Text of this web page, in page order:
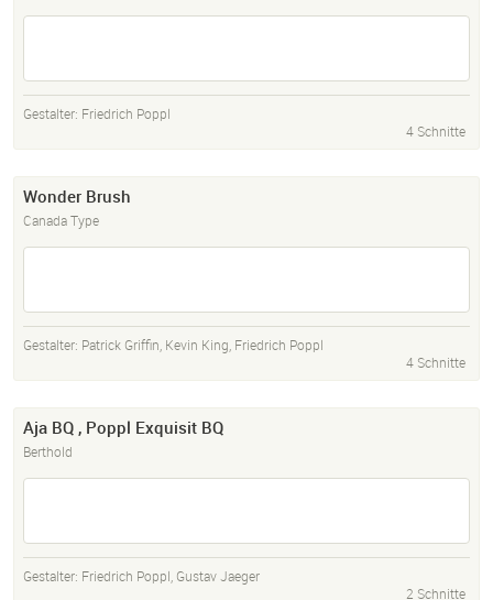
Gestalter: Friedrich Poppl
4 Schnitte
Wonder Brush
Canada Type
Gestalter: Patrick Griffin, Kevin King, Friedrich Poppl
4 Schnitte
Aja BQ , Poppl Exquisit BQ
Berthold
Gestalter: Friedrich Poppl, Gustav Jaeger
2 Schnitte